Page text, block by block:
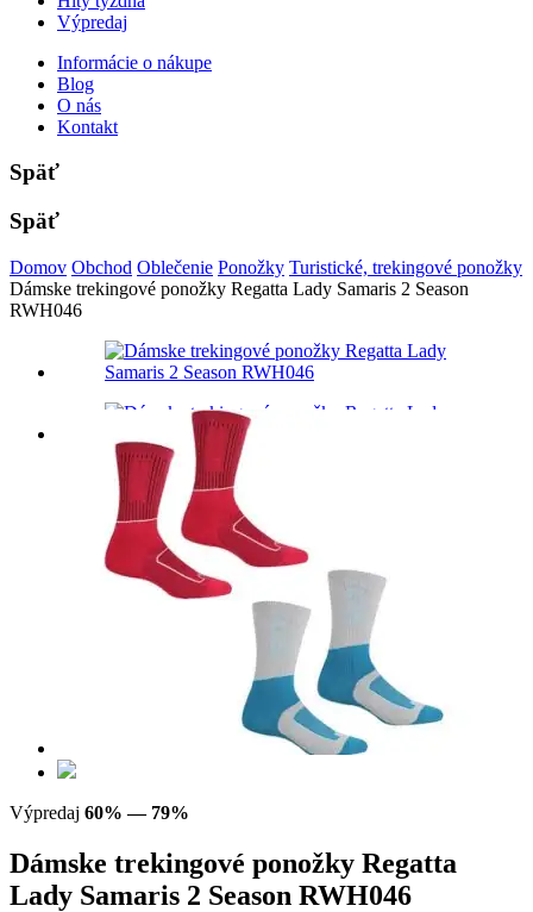
Výpredaj
Informácie o nákupe
Blog
O nás
Kontakt
Späť
Späť
Domov Obchod Oblečenie Ponožky Turistické, trekingové ponožky
Dámske trekingové ponožky Regatta Lady Samaris 2 Season
RWH046
Výpredaj 60% — 79%
Dámske trekingové ponožky Regatta
Lady Samaris 2 Season RWH046